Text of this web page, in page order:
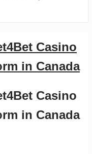
Casino
in Canada
Casino
in Canada